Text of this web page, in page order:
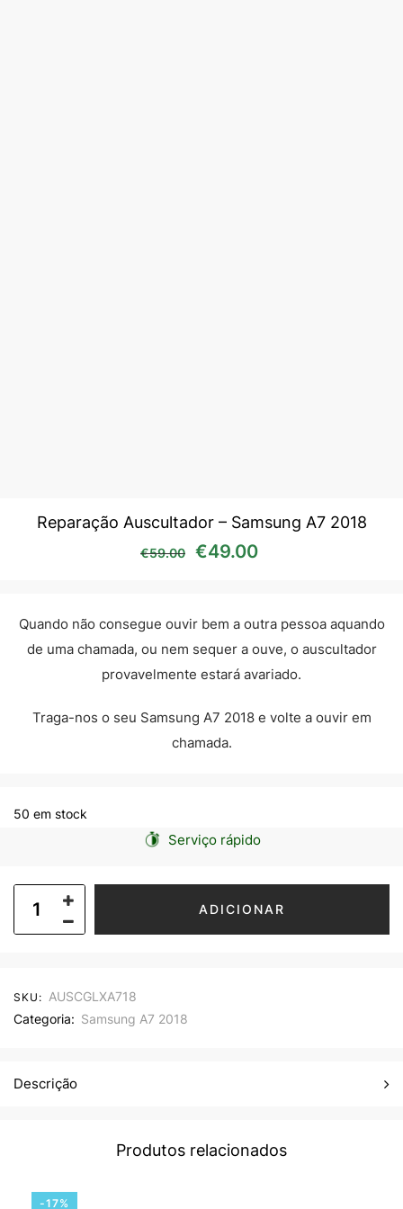
Reparação Auscultador – Samsung A7 2018
€59.00 O preço original era:
€49.00
Quando não consegue ouvir bem a outra pessoa aquando
de uma chamada, ou nem sequer a ouve, o auscultador
provavelmente estará avariado.
Traga-nos o seu Samsung A7 2018 e volte a ouvir em
chamada.
50 em stock
Serviço rápido
ADICIONAR
SKU: AUSCGLXA718
Categoria: Samsung A7 2018
Descrição
Produtos relacionados
-17%